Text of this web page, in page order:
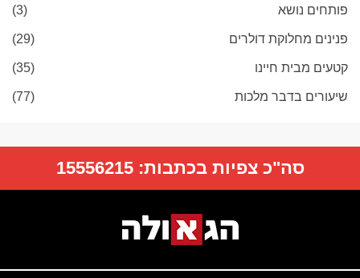
פותחים נושא (3)
פנינים מחלוקת דולרים (29)
קטעים מבית חיינו (35)
שיעורים בדבר מלכות (77)
סה"כ צפיות בכתבות:15556215